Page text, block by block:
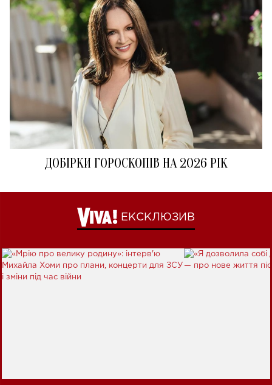
ДОБІРКИ ГОРОСКОПІВ НА 2026 РІК
ЕКСКЛЮЗИВ